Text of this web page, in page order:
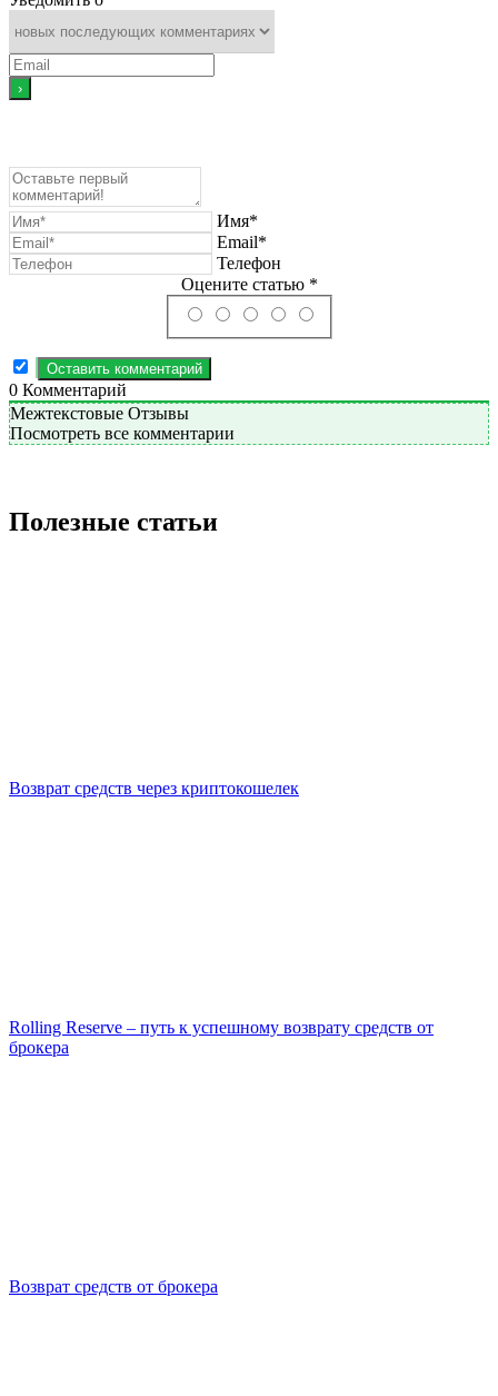
Имя*
Email*
Телефон
Оцените статью *
0 Комментарий
Межтекстовые Отзывы
Посмотреть все комментарии
Полезные статьи
Возврат средств через криптокошелек
Rolling Reserve – путь к успешному возврату средств от
брокера
Возврат средств от брокера